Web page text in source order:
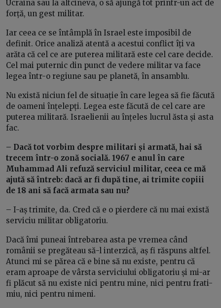
Ucraina sau la altcineva, o să ajungă tot printr-un act de
forță, un gest militar.
Iar ceea ce se întâmplă în Israel este imposibil de
definit. Orice analiză atentă a acestui conflict îți va
arăta că cel ce are puterea militară este cel care decide.
Cel mai puternic din punct de vedere militar va face
legea într-o regiune sau pe planetă, în ansamblu.
Nu există niciun fel de situație în care legea să fie făcută
de oameni înțelepți. Legea este făcută de cel care are
puterea militară. Israelienii au înțeles lucrul ăsta și asta
fac.
– Dacă tot vorbim despre militari și armată, hai să
trecem într-o zonă socială. 1967 e anul în care
Muhammad Ali refuză serviciul militar, ceea ce mă
ajută să întreb: dacă ar fi după tine, ai trimite copiii
de 18 ani să facă armata sau nu?
– I-aș trimite, da. Cred că e o pierdere că nu mai există
serviciu militar obligatoriu.
Dacă îmi puneai întrebarea asta pe vremea când
românii se pregăteau să-l interzică, aș fi răspuns altfel.
Atunci mi se părea că e bine să nu existe, pentru că
eram aproape de vârsta serviciului obligatoriu și mi-ar
fi plăcut să nu existe nici pentru mine, nici pentru frati-
miu, nici pentru nimeni.